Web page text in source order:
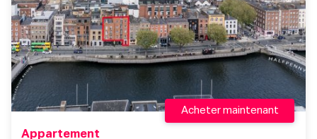
Appartement
Acheter maintenant